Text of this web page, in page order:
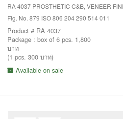
RA 4037 PROSTHETIC C&B, VENEER
Fig. No. 879 ISO 806 204 290 514 011
Product # RA 4037
Package : box of 6 pcs. 1,800
บาท
(1 pcs. 300 บาท)
Available on sale